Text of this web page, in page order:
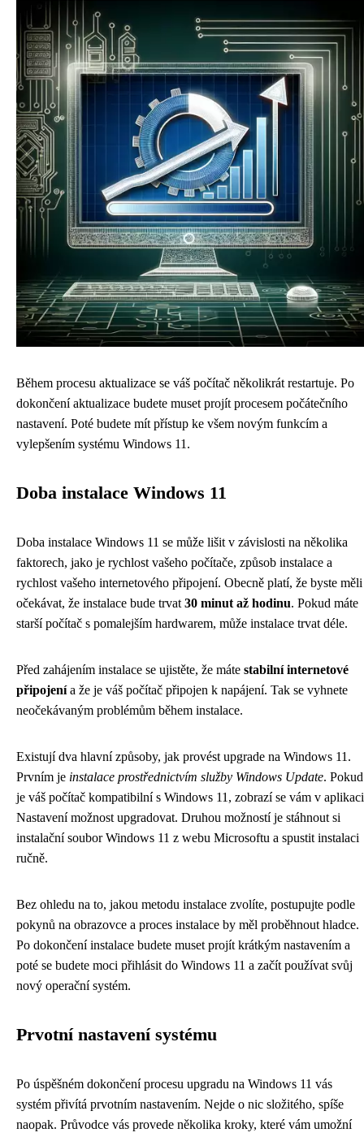
Během procesu aktualizace se váš počítač několikrát restartuje. Po
dokončení aktualizace budete muset projít procesem počátečního
nastavení. Poté budete mít přístup ke všem novým funkcím a
vylepšením systému Windows 11.
Doba instalace Windows 11
Doba instalace Windows 11 se může lišit v závislosti na několika
faktorech, jako je rychlost vašeho počítače, způsob instalace a
rychlost vašeho internetového připojení. Obecně platí, že byste měli
očekávat, že instalace bude trvat 30 minut až hodinu. Pokud máte
starší počítač s pomalejším hardwarem, může instalace trvat déle.
Před zahájením instalace se ujistěte, že máte stabilní internetové
připojenía že je váš počítač připojen k napájení. Tak se vyhnete
neočekávaným problémům během instalace.
Existují dva hlavní způsoby, jak provést upgrade na Windows 11.
Prvním je instalace prostřednictvím služby Windows Update. Pokud
je váš počítač kompatibilní s Windows 11, zobrazí se vám v aplikaci
Nastavení možnost upgradovat. Druhou možností je stáhnout si
instalační soubor Windows 11 z webu Microsoftu a spustit instalaci
ručně.
Bez ohledu na to, jakou metodu instalace zvolíte, postupujte podle
pokynů na obrazovce a proces instalace by měl proběhnout hladce.
Po dokončení instalace budete muset projít krátkým nastavením a
poté se budete moci přihlásit do Windows 11 a začít používat svůj
nový operační systém.
Prvotní nastavení systému
Po úspěšném dokončení procesu upgradu na Windows 11 vás
systém přivítá prvotním nastavením. Nejde o nic složitého, spíše
naopak. Průvodce vás provede několika kroky, které vám umožní